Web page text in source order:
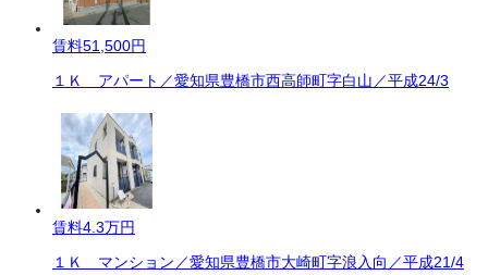
賃料51,500円
１Ｋ アパート／愛知県豊橋市西高師町字白山／平成24/3
賃料4.3万円
１Ｋ マンション／愛知県豊橋市大崎町字浪入向／平成21/4